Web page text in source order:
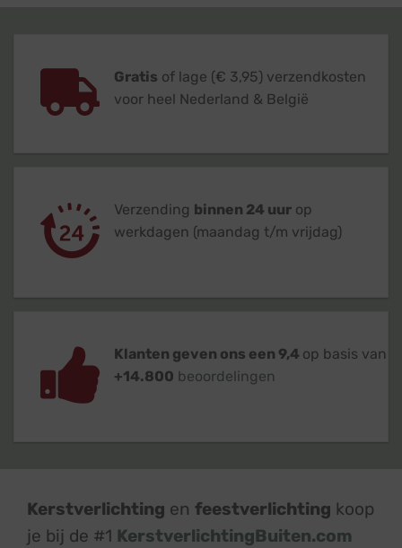
Gratis of lage (€ 3,95) verzendkosten
voor heel Nederland & België
Verzending binnen 24 uur op
werkdagen (maandag t/m vrijdag)
Klanten geven ons een 9,4 op basis van
+14.800 beoordelingen
Kerstverlichting en feestverlichting koop
je bij de #1 KerstverlichtingBuiten.com